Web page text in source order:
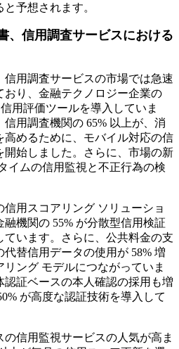
予想されます。
、信用調査サービスにおける
用調査サービスの市場では急速
おり、金融テクノロジー企業の
用評価ツールを導入していま
信用調査機関の 65% 以上が、消
高めるために、モバイル対応の信
開始しました。さらに、市場の新
イムの信用監視と不正行為の検
用スコアリング ソリューショ
機関の 55% が分散型信用検証
います。さらに、公共料金の支
替信用データの使用が 58% 増
ング モデルにつながっていま
証ベースの本人確認の採用も増
が高度な認証技術を導入して
信用監視サービスの人気が高ま